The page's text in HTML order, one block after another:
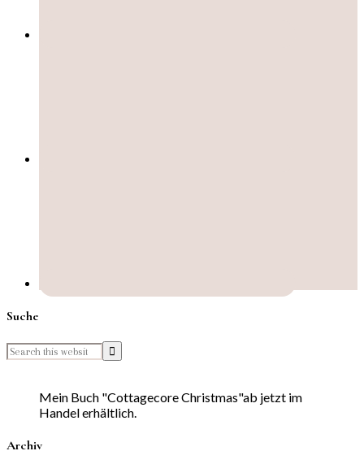
Suche
Mein Buch "Cottagecore Christmas"ab jetzt im
Handel erhältlich.
Archiv